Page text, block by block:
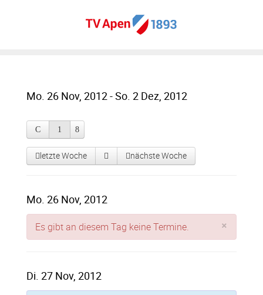
Mo. 26 Nov, 2012 - So. 2 Dez, 2012
letzte Woche nächste Woche
Mo. 26 Nov, 2012
×
Es gibt an diesem Tag keine Termine.
Di. 27 Nov, 2012